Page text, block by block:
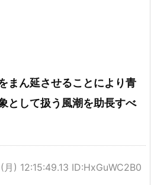
まん延させることにより青
として扱う風潮を助長すべ
) 12:15:49.13 ID:HxGuWC2B0